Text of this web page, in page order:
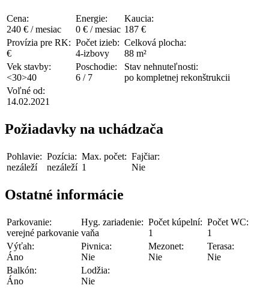
Cena:
240 € / mesiac
Energie:
0 € / mesiac
Kaucia:
187 €
Provízia pre RK:
€
Počet izieb:
4-izbovy
Celková plocha:
88 m²
Vek stavby:
<30>40
Poschodie:
6 / 7
Stav nehnuteľnosti:
po kompletnej rekonštrukcii
Voľné od:
14.02.2021
Požiadavky na uchádzača
Pohlavie:
nezáleží
Pozícia:
nezáleží
Max. počet:
1
Fajčiar:
Nie
Ostatné informácie
Parkovanie:
verejné parkovanie
Hyg. zariadenie:
vaňa
Počet kúpelní:
1
Počet WC:
1
Výťah:
Áno
Pivnica:
Nie
Mezonet:
Nie
Terasa:
Nie
Balkón:
Áno
Lodžia:
Nie